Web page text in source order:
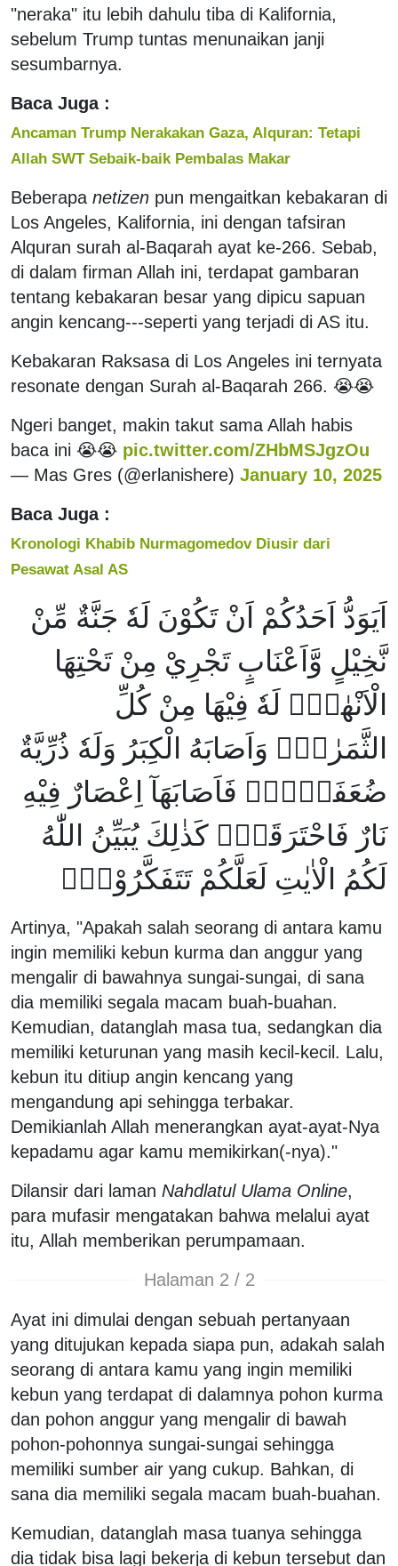
"neraka" itu lebih dahulu tiba di Kalifornia,
sebelum Trump tuntas menunaikan janji
sesumbarnya.
Baca Juga :
Ancaman Trump Nerakakan Gaza, Alquran: Tetapi
Allah SWT Sebaik-baik Pembalas Makar
Beberapa netizen pun mengaitkan kebakaran di
Los Angeles, Kalifornia, ini dengan tafsiran
Alquran surah al-Baqarah ayat ke-266. Sebab,
di dalam firman Allah ini, terdapat gambaran
tentang kebakaran besar yang dipicu sapuan
angin kencang---seperti yang terjadi di AS itu.
Kebakaran Raksasa di Los Angeles ini ternyata
resonate dengan Surah al-Baqarah 266. 😭😭
Ngeri banget, makin takut sama Allah habis
baca ini 😭😭 pic.twitter.com/ZHbMSJgzOu
— Mas Gres (@erlanishere) January 10, 2025
Baca Juga :
Kronologi Khabib Nurmagomedov Diusir dari
Pesawat Asal AS
اَيَوَدُّ اَحَدُكُمْ اَنْ تَكُوْنَ لَهٗ جَنَّةٌ مِّنْ
نَّخِيْلٍ وَّاَعْنَابٍ تَجْرِيْ مِنْ تَحْتِهَا
الْاَنْهٰرُۙ لَهٗ فِيْهَا مِنْ كُلِّ
الثَّمَرٰتِۙ وَاَصَابَهُ الْكِبَرُ وَلَهٗ ذُرِّيَّةٌ
ضُعَفَاۤءُۚ فَاَصَابَهَآ اِعْصَارٌ فِيْهِ
نَارٌ فَاحْتَرَقَتْۗ كَذٰلِكَ يُبَيِّنُ اللّٰهُ
لَكُمُ الْاٰيٰتِ لَعَلَّكُمْ تَتَفَكَّرُوْنَࣖ
Artinya, "Apakah salah seorang di antara kamu
ingin memiliki kebun kurma dan anggur yang
mengalir di bawahnya sungai-sungai, di sana
dia memiliki segala macam buah-buahan.
Kemudian, datanglah masa tua, sedangkan dia
memiliki keturunan yang masih kecil-kecil. Lalu,
kebun itu ditiup angin kencang yang
mengandung api sehingga terbakar.
Demikianlah Allah menerangkan ayat-ayat-Nya
kepadamu agar kamu memikirkan(-nya)."
Dilansir dari laman Nahdlatul Ulama Online,
para mufasir mengatakan bahwa melalui ayat
itu, Allah memberikan perumpamaan.
Halaman 2 / 2
Ayat ini dimulai dengan sebuah pertanyaan
yang ditujukan kepada siapa pun, adakah salah
seorang di antara kamu yang ingin memiliki
kebun yang terdapat di dalamnya pohon kurma
dan pohon anggur yang mengalir di bawah
pohon-pohonnya sungai-sungai sehingga
memiliki sumber air yang cukup. Bahkan, di
sana dia memiliki segala macam buah-buahan.
Kemudian, datanglah masa tuanya sehingga
dia tidak bisa lagi bekerja di kebun tersebut dan